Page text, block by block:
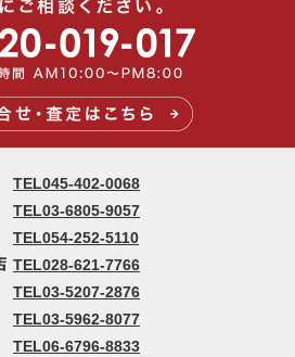
TEL045-402-0068
TEL03-6805-9057
TEL054-252-5110
TEL028-621-7766
TEL03-5207-2876
TEL03-5962-8077
TEL06-6796-8833